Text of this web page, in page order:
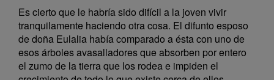
Es cierto que le habría sido difícil a la joven vivir
tranquilamente haciendo otra cosa. El difunto esposo
de doña Eulalia había comparado a ésta con uno de
esos árboles avasalladores que absorben por entero
el zumo de la tierra que los rodea e impiden el